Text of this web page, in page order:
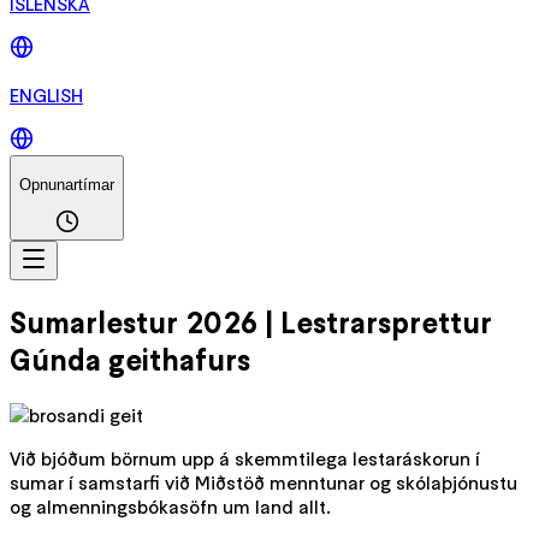
ENGLISH
Opnunartímar
Sumarlestur 2026 | Lestrarsprettur
Gúnda geithafurs
Við bjóðum börnum upp á skemmtilega lestaráskorun í
sumar í samstarfi við Miðstöð menntunar og skólaþjónustu
og almenningsbókasöfn um land allt.